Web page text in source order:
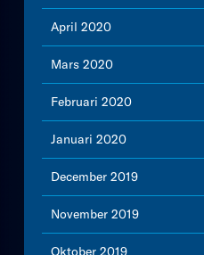
April 2020
Mars 2020
Februari 2020
Januari 2020
December 2019
November 2019
Oktober 2019